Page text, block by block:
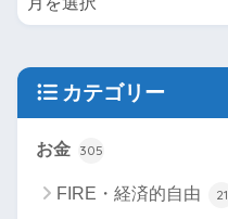
カテゴリー
お金 305
FIRE・経済的自由 21